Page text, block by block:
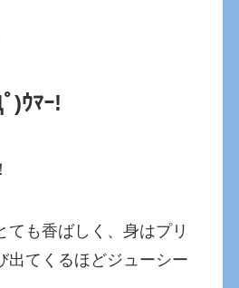
)ｳﾏｰ!
ても香ばしく、身はプリ
出てくるほどジューシー